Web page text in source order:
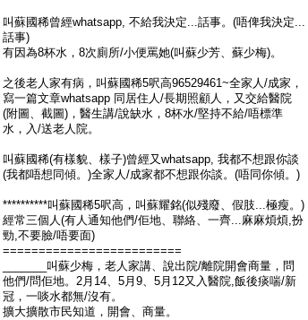
叫蘇國稀曾經whatsapp, 不給我決定...話事。(唔俾我決定...
話事)
有因為8杯水，8次廁所/小便罵她(叫蘇少芳、蘇少梅)。
之後老人家有病，叫蘇國稀5呎高96529461~全家人/成家，
寫一篇文章whatsapp 同居住人/長期照顧人，又交給醫院
(附圖、截圖)，醫生講/說缺水，8杯水/堅持不給/唔標準
水，入/送老人院。
叫蘇國稀(有樣貌、樣子)曾經又whatsapp, 我都不想跟你談
(我都唔想同傾。)全家人/成家都不想跟你談。(唔同你傾。)
**********叫蘇國稀5呎高，叫蘇耀銘(似殘廢、假肢...極瘦。)
經常三個人(有人通知他們/佢地、聯絡、一齊...麻麻煩煩,扮
勁,不要臉/唔要面)
=========================
_______叫蘇少梅，老人家講、說出院/離院開會商量，問
他們/問佢地。2月14、5月9、5月12又入醫院,飯後痰喘/新
冠，一啖水都無/沒有。
擴大擴散市民知道，開會、商量。